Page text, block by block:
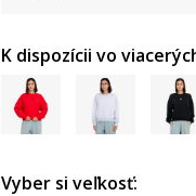
K dispozícii vo
Vyber si veľkosť: